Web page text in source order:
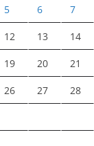
5 6 7
12 13 14
19 20 21
26 27 28